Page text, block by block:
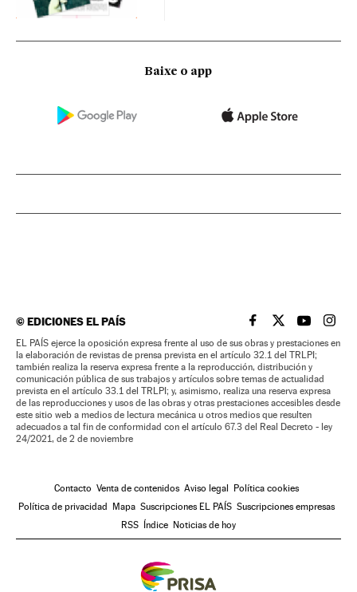
Baixe o app
©EDICIONES EL PAÍS EL PAÍS BRASIL EN
EL PAÍSEL PAÍS
EL
EL PAÍS ejerce la oposición expresa frente al uso de sus obras y prestaciones en
la elaboración de revistas de prensa prevista en el artículo 32.1 del TRLPI;
también realiza la reserva expresa frente a la reproducción, distribución y
comunicación pública de sus trabajos y artículos sobre temas de actualidad
prevista en el artículo 33.1 del TRLPI; y, asimismo, realiza una reserva expresa
de las reproducciones y usos de las obras y otras prestaciones accesibles desde
este sitio web a medios de lectura mecánica u otros medios que resulten
adecuados a tal fin de conformidad con el artículo 67.3 del Real Decreto - ley
24/2021, de 2 de noviembre
Contacto Venta de contenidos Aviso legal
Política cookies
Política de privacidad
Mapa Suscripciones EL PAÍS Suscripciones empresas
RSS
Índice Noticias de hoy